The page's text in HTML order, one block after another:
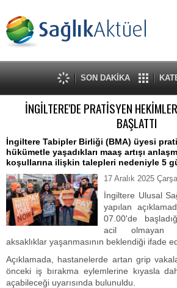
SON DAKİKA
İNGİLTERE'DE PRATİSYEN
BAŞLATTI
İngiltere Tabipler Birliği (BMA) üyesi
hükümetle yaşadıkları maaş artışı
koşullarına ilişkin talepleri nedeniyle 5
17 Aralık 2025
İngiltere Ulusal
yapılan
07.00'de
acil olmayan
aksaklıklar yaşanmasının beklendiği ifade
Açıklamada, hastanelerde artan grip
önceki iş bırakma eylemlerine kıyasla
açabileceği uyarısında bulunuldu.